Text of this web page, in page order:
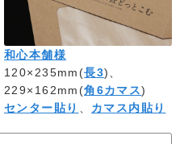
和心本舗様
120×235mm(長3)、
229×162mm(角6カマス)
センター貼り 、 カマス内貼り